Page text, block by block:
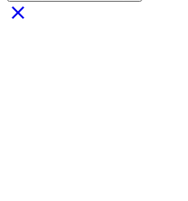
close